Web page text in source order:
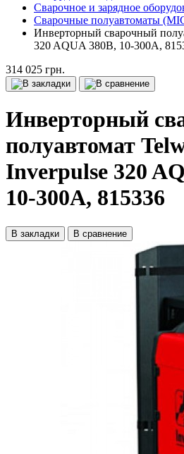
Сварочное и зарядное
Сварочные полуавтоматы
Инверторный сварочный
320 AQUA 380В, 10-300А,
314 025 грн.
Инверторный
полуавтомат
Inverpulse 320
10-300А, 815336
В закладки В сравнение